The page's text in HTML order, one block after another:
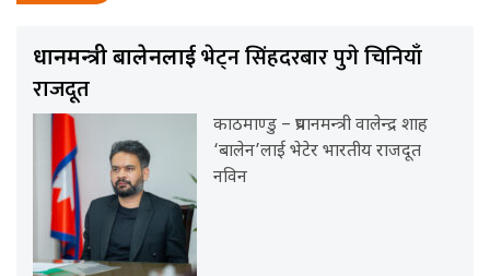
प्रधानमन्त्री बालेनलाईभेट्न सिंहदरबार पुगे चिनियाँ
राजदूत
काठमाण्डु – प्रधानमन्त्री वालेन्द्र शाह
‘बालेन’लाई भेटेर भारतीय राजदूत
नविन